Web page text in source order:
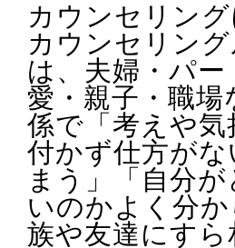
カウンセリン
カウンセリン
は、夫婦・パー
愛・親子・職場
係で「考えや
付かず仕方が
まう」「自分
いのかよく分
族や友達にす